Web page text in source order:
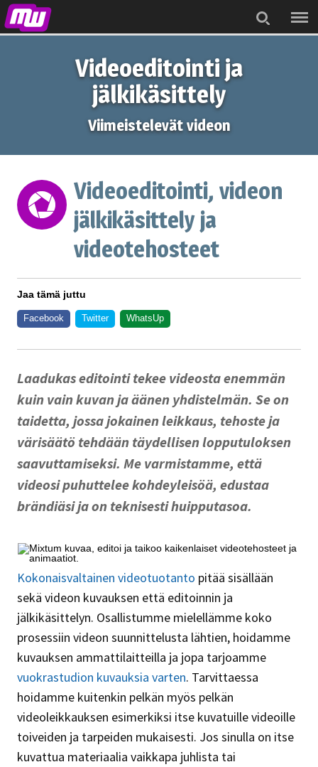
Videoeditointi ja
jälkikäsittely
Viimeistelevät videon
Videoeditointi, videon
jälkikäsittely ja
videotehosteet
Jaa tämä juttu
Facebook Twitter WhatsUp
Laadukas editointi tekee videosta enemmän
kuin vain kuvan ja äänen yhdistelmän. Se on
taidetta, jossa jokainen leikkaus, tehoste ja
värisäätö tehdään täydellisen lopputuloksen
saavuttamiseksi. Me varmistamme, että
videosi puhuttelee kohdeyleisöä, edustaa
brändiäsi ja on teknisesti huipputasoa.
Kokonaisvaltainen videotuotanto pitää sisällään
sekä videon kuvauksen että editoinnin ja
jälkikäsittelyn. Osallistumme mielellämme koko
prosessiin videon suunnittelusta lähtien, hoidamme
kuvauksen ammattilaitteilla ja jopa tarjoamme
vuokrastudion kuvauksia varten. Tarvittaessa
hoidamme kuitenkin pelkän myös pelkän
videoleikkauksen esimerkiksi itse kuvatuille videoille
toiveiden ja tarpeiden mukaisesti. Jos sinulla on itse
kuvattua materiaalia vaikkapa juhlista tai